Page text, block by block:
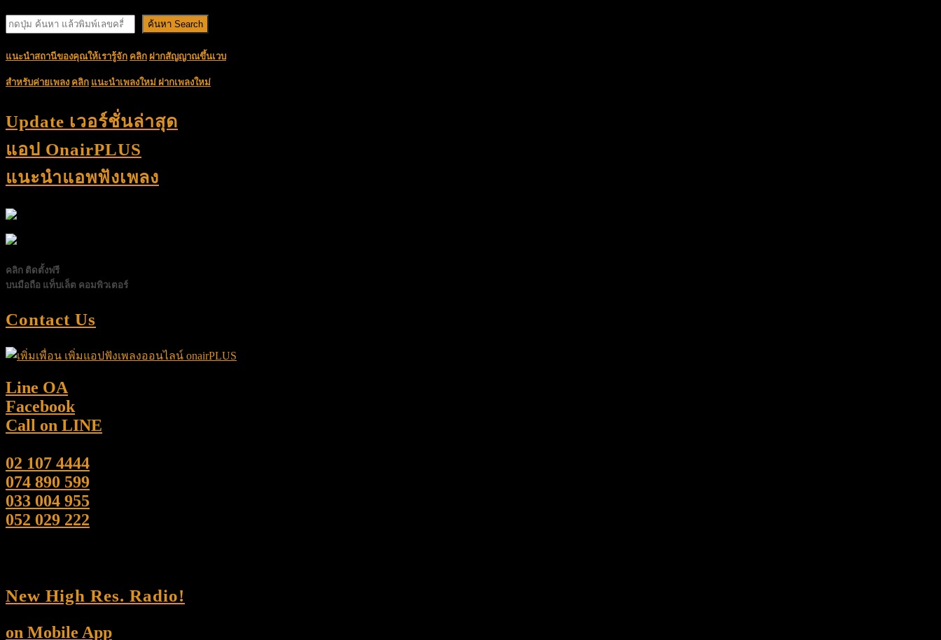
ค้นหา Search
แนะนำสถานีของคุณให้เรารู้จัก คลิก ฝากสัญญาณขึ้นเวบ
สำหรับค่ายเพลง คลิก แนะนำเพลงใหม่ ฝากเพลงใหม่
Update เวอร์ชั่นล่าสุด
แอป OnairPLUS
แนะนำแอพฟังเพลง
คลิก ติดตั้งฟรี
บนมือถือ แท็บเล็ต คอมพิวเตอร์
Contact Us
Line OA
Facebook
Call on LINE
02 107 4444
074 890 599
033 004 955
052 029 222
New High Res. Radio!
on Mobile App